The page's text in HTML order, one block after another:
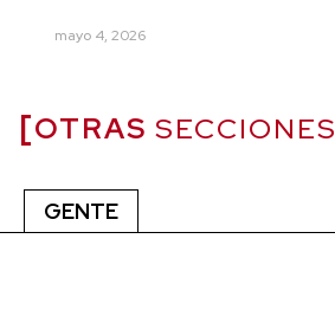
mayo 4, 2026
OTRAS SECCIONES
GENTE